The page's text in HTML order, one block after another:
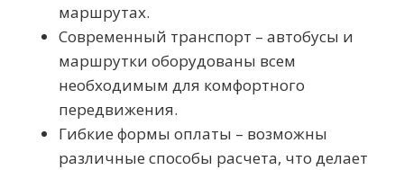
маршрутах.
Современный транспорт – автобусы и
маршрутки оборудованы всем
необходимым для комфортного
передвижения.
Гибкие формы оплаты – возможны
различные способы расчета, что делает